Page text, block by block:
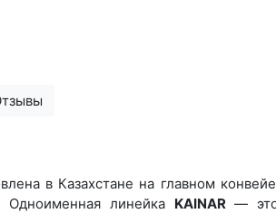
в Казахстане на главном
Одноименная линейка KAINAR— это